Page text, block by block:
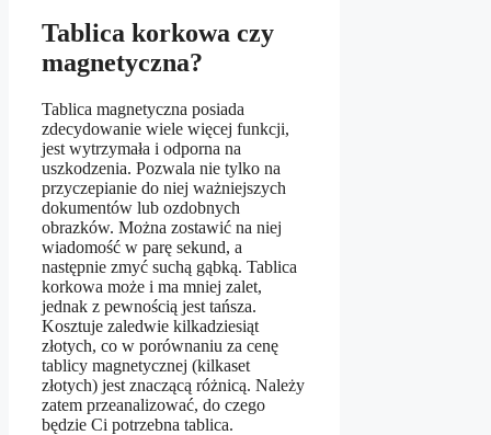
Tablica korkowa czy
magnetyczna?
Tablica magnetyczna posiada
zdecydowanie wiele więcej funkcji,
jest wytrzymała i odporna na
uszkodzenia. Pozwala nie tylko na
przyczepianie do niej ważniejszych
dokumentów lub ozdobnych
obrazków. Można zostawić na niej
wiadomość w parę sekund, a
następnie zmyć suchą gąbką. Tablica
korkowa może i ma mniej zalet,
jednak z pewnością jest tańsza.
Kosztuje zaledwie kilkadziesiąt
złotych, co w porównaniu za cenę
tablicy magnetycznej (kilkaset
złotych) jest znaczącą różnicą. Należy
zatem przeanalizować, do czego
będzie Ci potrzebna tablica.